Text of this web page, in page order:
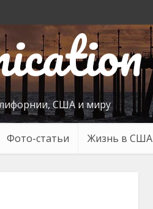
США и миру
Фото-статьи Жизнь в США